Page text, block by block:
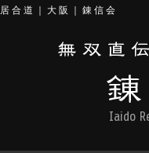
居合道｜大阪｜錬信会
Iaido